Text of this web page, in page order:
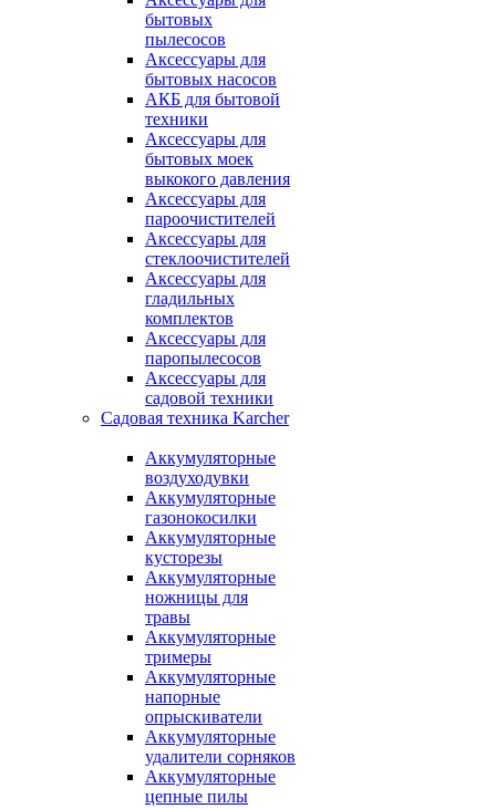
бытовых
пылесосов
Аксессуары для
бытовых насосов
АКБ для бытовой
техники
Аксессуары для
бытовых моек
выкокого давления
Аксессуары для
пароочистителей
Аксессуары для
стеклоочистителей
Аксессуары для
гладильных
комплектов
Аксессуары для
паропылесосов
Аксессуары для
садовой техники
Садовая техника Karcher
Аккумуляторные
воздуходувки
Аккумуляторные
газонокосилки
Аккумуляторные
кусторезы
Аккумуляторные
ножницы для
травы
Аккумуляторные
тримеры
Аккумуляторные
напорные
опрыскиватели
Аккумуляторные
удалители сорняков
Аккумуляторные
цепные пилы